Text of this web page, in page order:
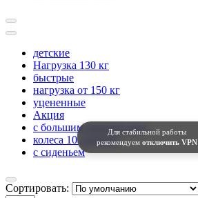
Для стабильной работы
рекомендуем отключить VPN
детские
Нагрузка 130 кг
быстрые
нагрузка от 150 кг
уцененные
Акция
с большим запасом хода
колеса 10 дюймов
с сиденьем
Сортировать: